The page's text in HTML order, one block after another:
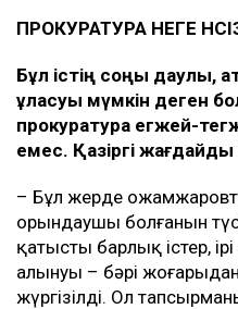
ПРОКУРАТУРА НЕГЕ
Бұл істің соңы даулы,
ұласуы мүмкін деген
прокуратура егжей-
емес. Қазіргі
– Бұл жерде
орындаушы болғанын
қатысты барлық істер,
алынуы – бәрі
жүргізілді. Ол